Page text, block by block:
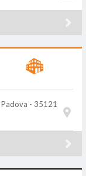
Padova - 35121